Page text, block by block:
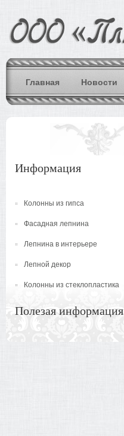
Главная Новости
Информация
Колонны из гипса
Фасадная лепнина
Лепнина в интерьере
Лепной декор
Колонны из стеклопластика
Полезая информация